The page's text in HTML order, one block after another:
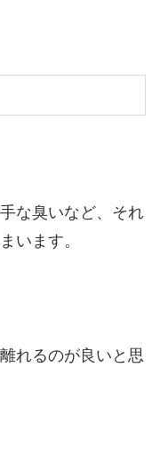
な臭いなど、それ
います。
れるのが良いと思